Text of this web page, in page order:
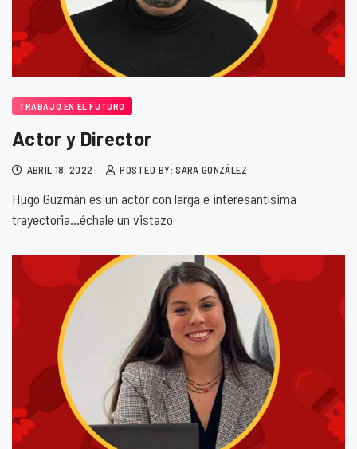
TRABAJO EN EL FUTURO
Actor y Director
ABRIL 18, 2022 POSTED BY: SARA GONZÁLEZ
Hugo Guzmán es un actor con larga e interesantísima
trayectoria…échale un vistazo